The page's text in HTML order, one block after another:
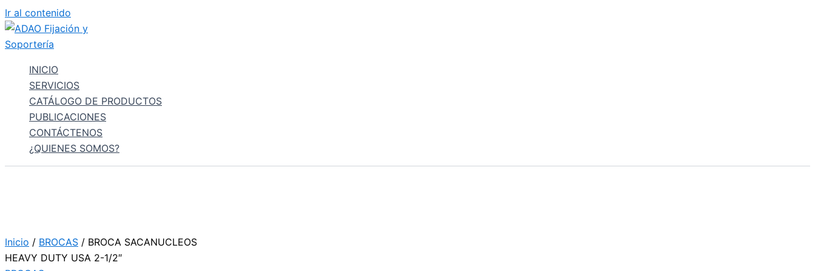
Ir al contenido
INICIO
SERVICIOS
CATÁLOGO DE PRODUCTOS
PUBLICACIONES
CONTÁCTENOS
¿QUIENES SOMOS?
Inicio / BROCAS / BROCA SACANUCLEOS
HEAVY DUTY USA 2-1/2″